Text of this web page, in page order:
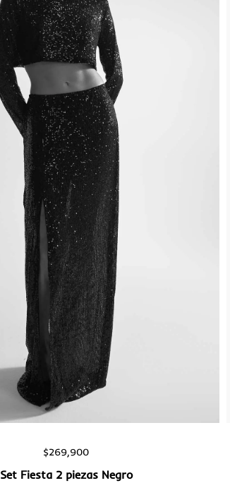
Vista rápida
$269,900
Set Fiesta 2 piezas Negro